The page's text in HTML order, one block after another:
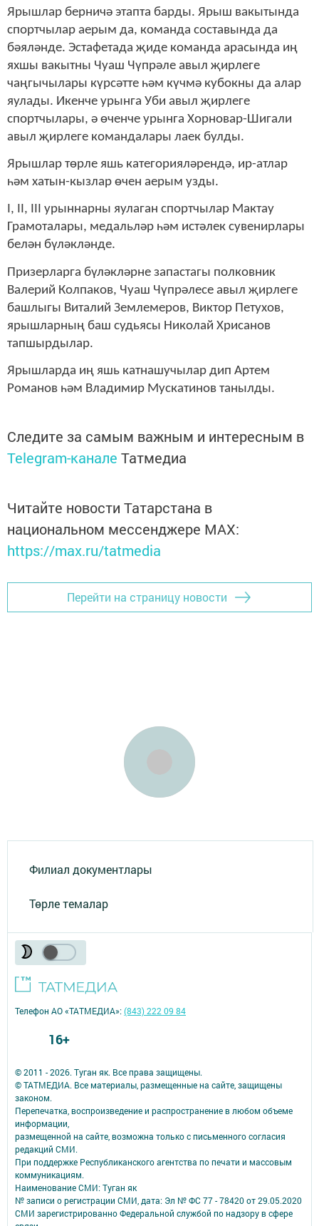
Ярышлар берничә этапта барды. Ярыш вакытында
спортчылар аерым да, команда составында да
бәяләнде. Эстафетада җиде команда арасында иң
яхшы вакытны Чуаш Чүпрәле авыл җирлеге
чаңгычылары күрсәтте һәм күчмә кубокны да алар
яулады. Икенче урынга Уби авыл җирлеге
спортчылары, ә өченче урынга Хорновар-Шигали
авыл җирлеге командалары лаек булды.
Ярышлар төрле яшь категорияләрендә, ир-атлар
һәм хатын-кызлар өчен аерым узды.
I, II, III урыннарны яулаган спортчылар Мактау
Грамоталары, медальләр һәм истәлек сувенирлары
белән бүләкләнде.
Призерларга бүләкләрне запастагы полковник
Валерий Колпаков, Чуаш Чүпрәлесе авыл җирлеге
башлыгы Виталий Землемеров, Виктор Петухов,
ярышларның баш судьясы Николай Хрисанов
тапшырдылар.
Ярышларда иң яшь катнашучылар дип Артем
Романов һәм Владимир Мускатинов танылды.
Следите за самым важным и интересным в
Telegram-канале Татмедиа
Читайте новости Татарстана в
национальном мессенджере MАХ:
https://max.ru/tatmedia
Перейти на страницу новости
Филиал документлары
Төрле темалар
© 2011 - 2026. Туган як. Все права защищены.
© ТАТМЕДИА. Все материалы, размещенные на сайте, защищены
законом.
Перепечатка, воспроизведение и распространение в любом объеме
информации,
размещенной на сайте, возможна только с письменного согласия
редакций СМИ.
При поддержке Республиканского агентства по печати и массовым
коммуникациям.
Наименование СМИ: Туган як
№ записи о регистрации СМИ, дата: Эл № ФС 77 - 78420 от 29.05.2020
СМИ зарегистрированно Федеральной службой по надзору в сфере
Телефон АО «ТАТМЕДИА»:(843) 222 09 84
16+